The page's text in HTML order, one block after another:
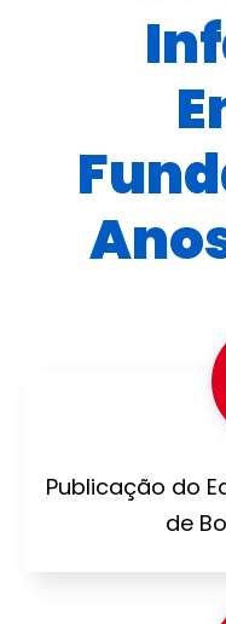
Publicação do
de